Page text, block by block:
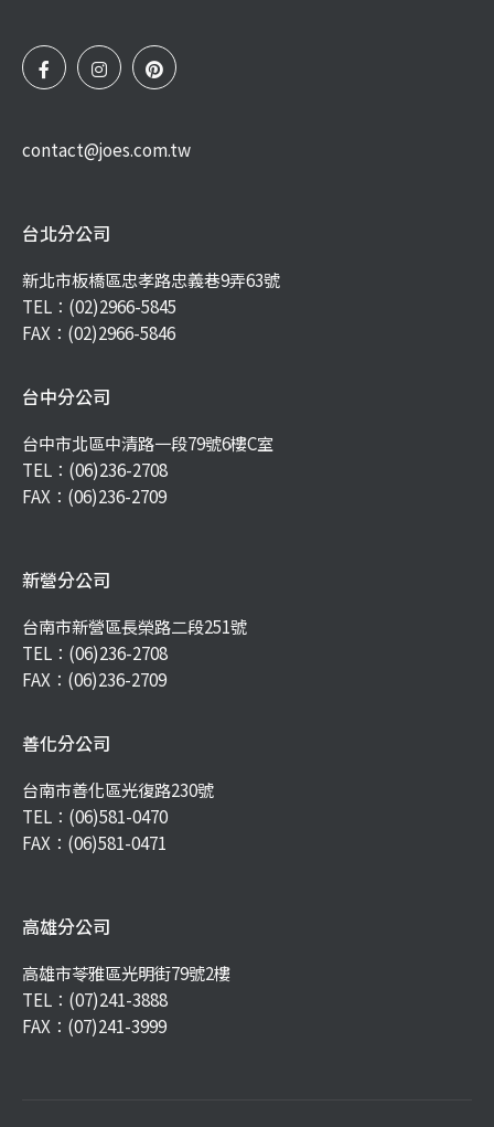
contact@joes.com.tw
台北分公司
新北市板橋區忠孝路忠義巷9弄63號
TEL： (02)2966-5845
FAX：(02)2966-5846
台中分公司
台中市北區中清路一段79號6樓C室
TEL： (06)236-2708
FAX：(06)236-2709
新營分公司
台南市新營區長榮路二段251號
TEL： (06)236-2708
FAX：(06)236-2709
善化分公司
台南市善化區光復路230號
TEL： (06)581-0470
FAX：(06)581-0471
高雄分公司
高雄市苓雅區光明街79號2樓
TEL： (07)241-3888
FAX：(07)241-3999